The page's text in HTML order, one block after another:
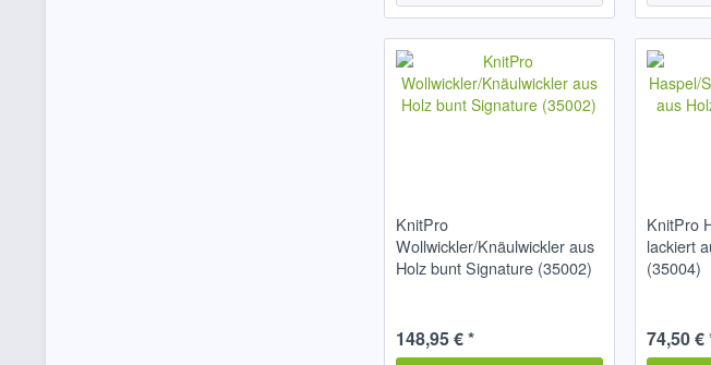
KnitPro
Wollwickler/Knäulwickler aus
Holz bunt Signature (35002)
148,95 € *
KnitPro
lackiert
(35004)
74,50 €